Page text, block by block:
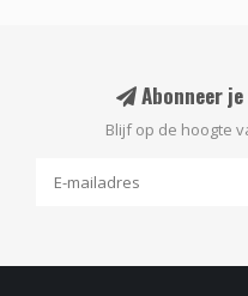
Abonneer
Blijf op de hoogte